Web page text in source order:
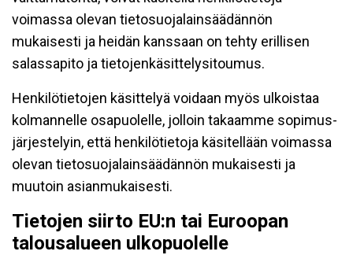
voimassa olevan tietosuojalainsäädännön
mukaisesti ja heidän kanssaan on tehty erillisen
salassapito ja tietojenkäsittelysitoumus.
Henkilötietojen käsittelyä voidaan myös ulkoistaa
kolmannelle osapuolelle, jolloin takaamme sopimus-
järjestelyin, että henkilötietoja käsitellään voimassa
olevan tietosuojalainsäädännön mukaisesti ja
muutoin asianmukaisesti.
Tietojen siirto EU:n tai Euroopan
talousalueen ulkopuolelle